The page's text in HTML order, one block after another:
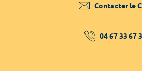
Contacter le
04 67 33 67